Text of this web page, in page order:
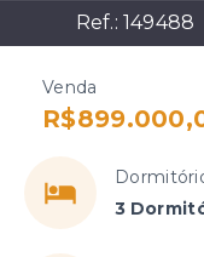
Ref.: 149488
Venda
3